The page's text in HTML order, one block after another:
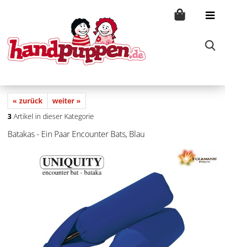
« zurück
weiter »
3 Artikel in dieser Kategorie
Batakas - Ein Paar Encounter Bats, Blau